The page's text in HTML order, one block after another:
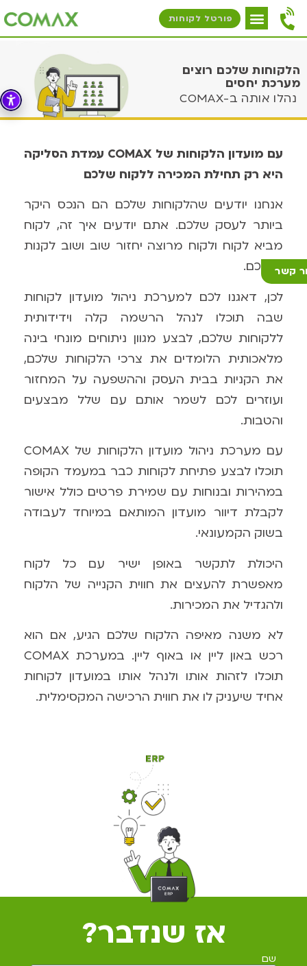
פורטל לקוחות
קשר
הלקוחות שלכם רוצים
מערכת יחסים
נהלו אותה ב-COMAX
עם מועדון הלקוחות של COMAX עמדת הסליקה
היא רק תחילת המכירה ללקוח שלכם
אנחנו יודעים שהלקוחות שלכם הם הנכס היקר
ביותר לעסק שלכם. אתם יודעים איך זה, לקוח
מביא לקוח ולקוח מרוצה יחזור שוב ושוב לקנות
אצלכם.
לכן, דאגנו לכם למערכת ניהול מועדון לקוחות
שבה תוכלו לנהל הרשמה קלה וידידותית
ללקוחות שלכם, לבצע מגוון ניתוחים מונחי בינה
מלאכותית הלומדים את צרכי הלקוחות שלכם,
את הקניות בבית העסק וההשפעה על המחזור
ועוזרים לכם לשמר אותם עם שלל מבצעים
והטבות.
עם מערכת ניהול מועדון הלקוחות של COMAX
תוכלו לבצע פתיחת לקוחות כבר במעמד הקופה
במהירות ובנוחות עם שמירת פרטים כולל אישור
לקבלת דיוור מועדון המותאם במיוחד לעבודה
בשוק הקמעונאי.
היכולת לתקשר באופן ישיר עם כל לקוח
מאפשרת להעצים את חווית הקנייה של הלקוח
ולהגדיל את המכירות.
לא משנה מאיפה הלקוח שלכם הגיע, אם הוא
רכש באון ליין או באוף ליין. במערכת COMAX
תוכלו לזהות אותו ולנהל אותו במועדון לקוחות
אחיד שיעניק לו את חווית הרכישה המקסימלית.
אז שנדבר?
שם